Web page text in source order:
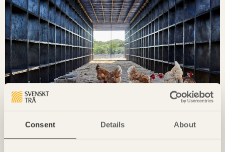
Consent Details About
NOTERAT
Ombonade reden i väggen